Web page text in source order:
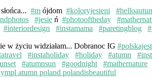
#m ójdom #koloryjesieni
#jesie ń #photooftheday
#interiordesign #instamama #paretingblog
w życiu widziałam... Dobranoc IG
#instaholiday #holiday #atumn
#atumnsun #goodnight #mathernature